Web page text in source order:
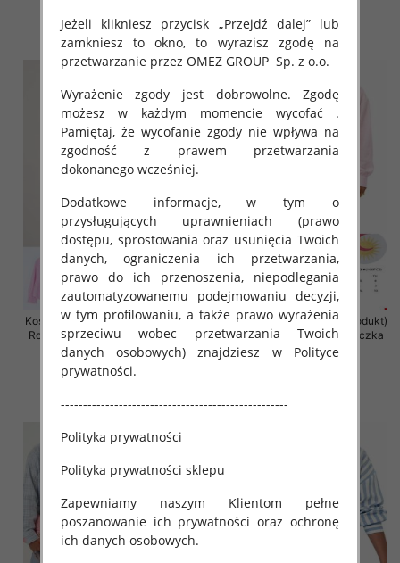
54.00 zł
szczegóły
54.00 zł
szczegóły
Koszula damska (Francja produkt)
Roz Standard, Mix Kolor .Paczka
10 szt
50.00 zł
Koszula damska (Francja produkt)
Roz Standard, Mix Kolor .Paczka
10 szt
Jeżeli klikniesz przycisk „Przejdź dalej” lub
zamkniesz to okno, to wyrazisz zgodę na
przetwarzanie przez OMEZ GROUP Sp. z o.o.
Wyrażenie zgody jest dobrowolne. Zgodę
możesz w każdym momencie wycofać .
Pamiętaj, że wycofanie zgody nie wpływa na
zgodność z prawem przetwarzania
dokonanego wcześniej.
Dodatkowe informacje, w tym o
przysługujących uprawnieniach (prawo
dostępu, sprostowania oraz usunięcia Twoich
danych, ograniczenia ich przetwarzania,
prawo do ich przenoszenia, niepodlegania
zautomatyzowanemu podejmowaniu decyzji,
w tym profilowaniu, a także prawo wyrażenia
sprzeciwu wobec przetwarzania Twoich
danych osobowych) znajdziesz w Polityce
prywatności.
---------------------------------------------------
Polityka prywatności
Polityka prywatności sklepu
Zapewniamy naszym Klientom pełne
poszanowanie ich prywatności oraz ochronę
ich danych osobowych.